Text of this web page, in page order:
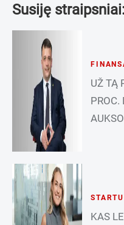
Susiję
UŽ TĄ
PROC.
KAS